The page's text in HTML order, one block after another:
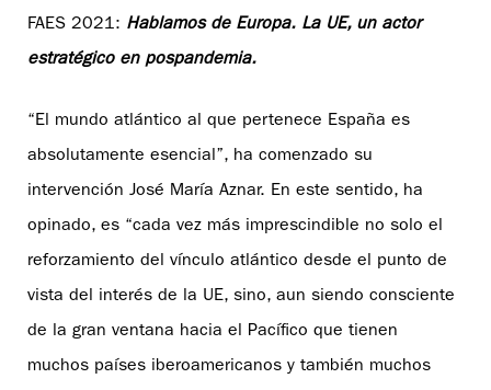
FAES 2021: Hablamos de Europa. La UE, un actor
estratégico en pospandemia.
“El mundo atlántico al que pertenece España es
absolutamente esencial”, ha comenzado su
intervención José María Aznar. En este sentido, ha
opinado, es “cada vez más imprescindible no solo el
reforzamiento del vínculo atlántico desde el punto de
vista del interés de la UE, sino, aun siendo consciente
de la gran ventana hacia el Pacífico que tienen
muchos países iberoamericanos y también muchos